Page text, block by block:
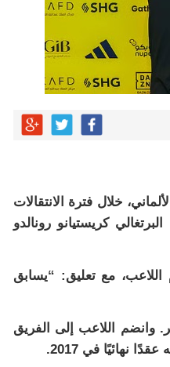
خلال فترة الانتقالات
كريستيانو رونالدو
مع تعليق: “يسابق
وانضم اللاعب إلى الفريق